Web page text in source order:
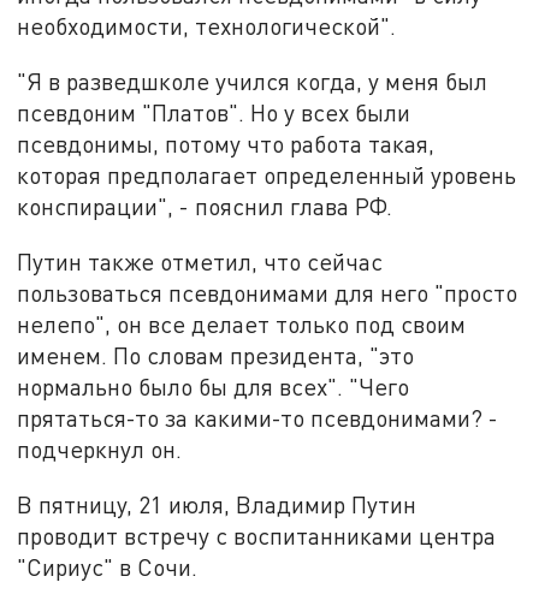
необходимости, технологической".
"Я в разведшколе учился когда, у меня был
псевдоним "Платов". Но у всех были
псевдонимы, потому что работа такая,
которая предполагает определенный уровень
конспирации", - пояснил глава РФ.
Путин также отметил, что сейчас
пользоваться псевдонимами для него "просто
нелепо", он все делает только под своим
именем. По словам президента, "это
нормально было бы для всех". "Чего
прятаться-то за какими-то псевдонимами? -
подчеркнул он.
В пятницу, 21 июля, Владимир Путин
проводит встречу с воспитанниками центра
"Сириус" в Сочи.